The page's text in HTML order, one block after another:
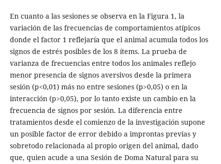
En cuanto a las sesiones se observa en la Figura 1, la
variación de las frecuencias de comportamientos atípicos
donde el factor 1 reflejaría que el animal acumula todos los
signos de estrés posibles de los 8 ítems. La prueba de
varianza de frecuencias entre todos los animales reflejo
menor presencia de signos aversivos desde la primera
sesión (p<0,01) más no entre sesiones (p>0,05) o en la
interacción (p>0,05), por lo tanto existe un cambio en la
frecuencia de signos por sesión. La diferencia entre
tratamientos desde el comienzo de la investigación supone
un posible factor de error debido a improntas previas y
sobretodo relacionada al propio origen del animal, dado
que, quien acude a una Sesión de Doma Natural para su